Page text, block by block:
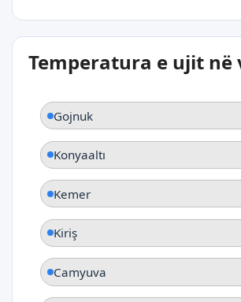
Temperatura e ujit
Gojnuk
Konyaaltı
Kemer
Kiriş
Camyuva